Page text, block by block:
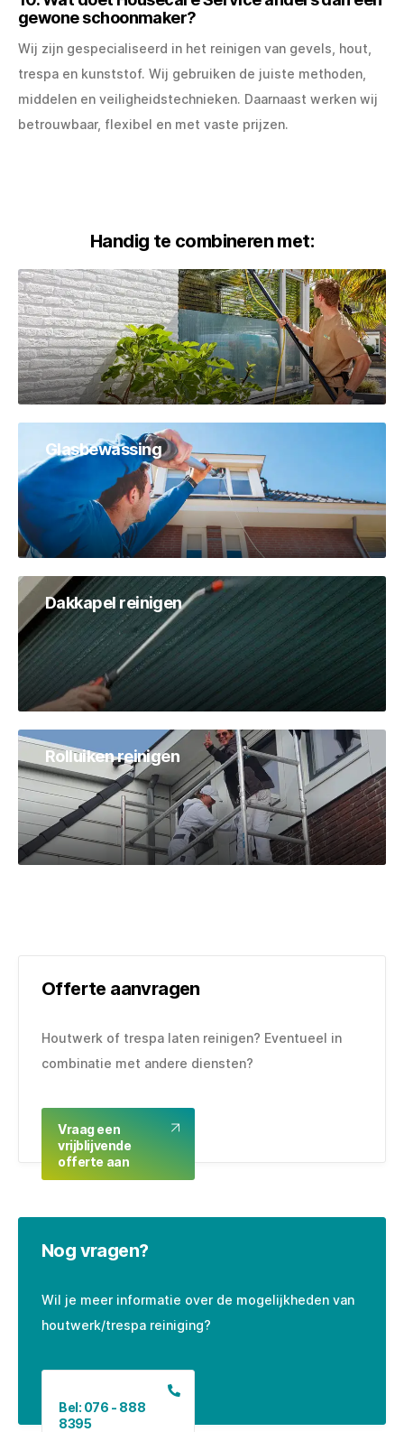
gewone schoonmaker?
Wij zijn gespecialiseerd in het reinigen van gevels, hout,
trespa en kunststof. Wij gebruiken de juiste methoden,
middelen en veiligheidstechnieken. Daarnaast werken wij
betrouwbaar, flexibel en met vaste prijzen.
Handig te combineren met:
Glasbewassing
Dakkapel reinigen
Rolluiken reinigen
Offerte aanvragen
Houtwerk of trespa laten reinigen? Eventueel in
combinatie met andere diensten?
Vraag een
vrijblijvende
offerte aan
Nog vragen?
Wil je meer informatie over de mogelijkheden van
houtwerk/trespa reiniging?
Bel: 076 - 888
8395